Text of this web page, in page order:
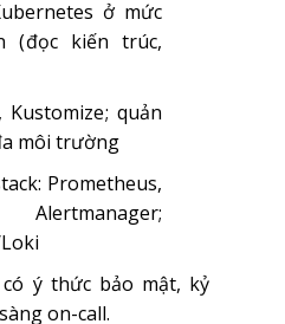
ở mức
(đọc kiến trúc,
Kustomize; quản
môi trường
Prometheus,
ý thức bảo mật, kỷ
on-call.